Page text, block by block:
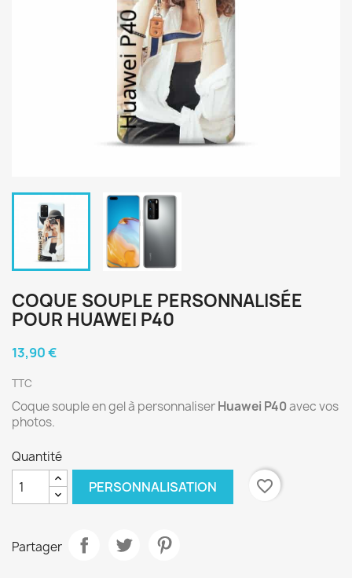
COQUE SOUPLE PERSONNALISÉE
POUR HUAWEI P40
13,90 €
TTC
Coque souple en gel à personnaliserHuawei P40avec vos
photos.
Quantité
PERSONNALISATION favorite_border
Partager